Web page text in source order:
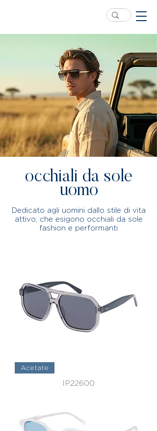
occhiali da sole
uomo
Dedicato agli uomini dallo stile di vita
attivo, che esigono occhiali da sole
fashion e performanti
Acetate
IP22600